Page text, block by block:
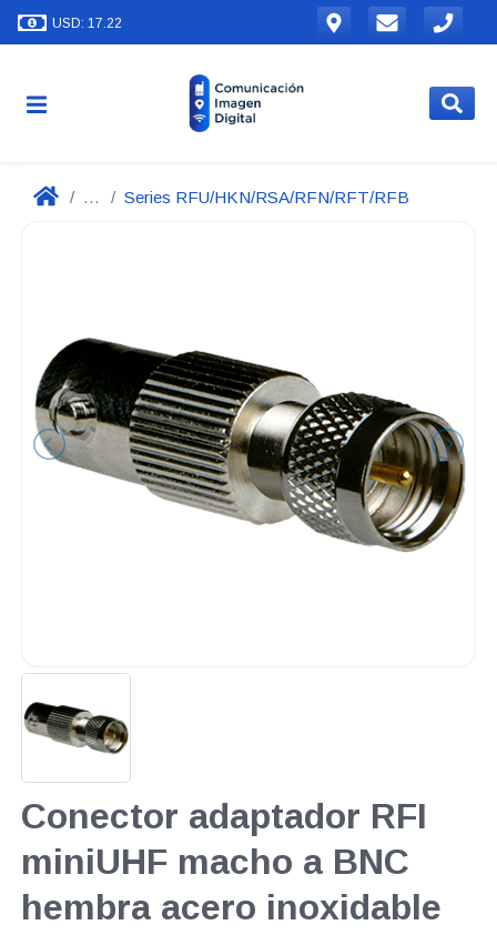
USD: 17.22
... Series RFU/HKN/RSA/RFN/RFT/RFB
Conector adaptador RFI
miniUHF macho a BNC
hembra acero inoxidable